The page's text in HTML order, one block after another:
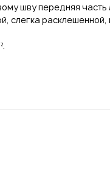
шву передняя
слегка